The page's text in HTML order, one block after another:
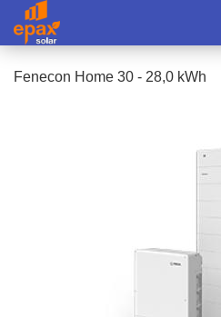
Fen­e­con Home 30 - 28,0 kWh